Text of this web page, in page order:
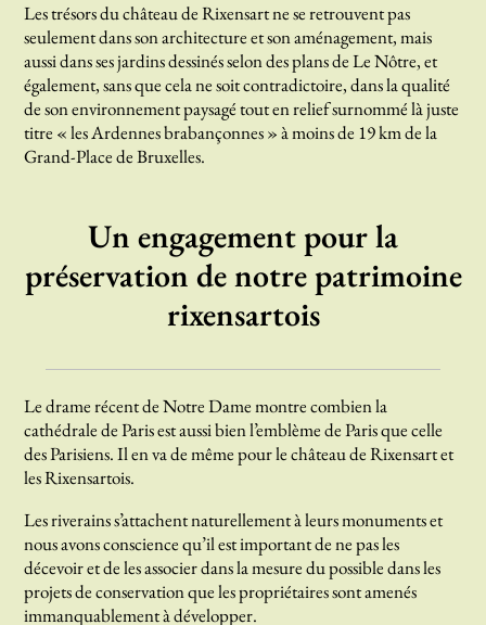
Les trésors du château de Rixensart ne se retrouvent pas
seulement dans son architecture et son aménagement, mais
aussi dans ses jardins dessinés selon des plans de Le Nôtre, et
également, sans que cela ne soit contradictoire, dans la qualité
de son environnement paysagé tout en relief surnommé là juste
titre « les Ardennes brabançonnes » à moins de 19 km de la
Grand-Place de Bruxelles.
Un engagement pour la
préservation de notre patrimoine
rixensartois
Le drame récent de Notre Dame montre combien la
cathédrale de Paris est aussi bien l’emblème de Paris que celle
des Parisiens. Il en va de même pour le château de Rixensart et
les Rixensartois.
Les riverains s’attachent naturellement à leurs monuments et
nous avons conscience qu’il est important de ne pas les
décevoir et de les associer dans la mesure du possible dans les
projets de conservation que les propriétaires sont amenés
immanquablement à développer.